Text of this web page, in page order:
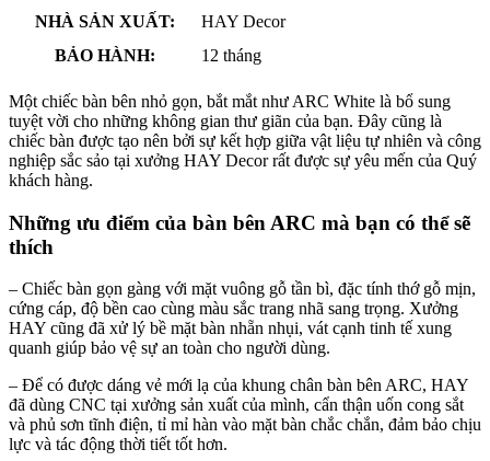
NHÀ SẢN XUẤT:
HAY Decor
BẢO HÀNH:
12 tháng
Một chiếc bàn bên nhỏ gọn, bắt mắt như ARC White là bổ sung
tuyệt vời cho những không gian thư giãn của bạn. Đây cũng là
chiếc bàn được tạo nên bởi sự kết hợp giữa vật liệu tự nhiên và công
nghiệp sắc sảo tại xưởng HAY Decor rất được sự yêu mến của Quý
khách hàng.
Những ưu điểm của bàn bên ARC mà bạn có thể sẽ
thích
– Chiếc bàn gọn gàng với mặt vuông gỗ tần bì, đặc tính thớ gỗ mịn,
cứng cáp, độ bền cao cùng màu sắc trang nhã sang trọng. Xưởng
HAY cũng đã xử lý bề mặt bàn nhẵn nhụi, vát cạnh tinh tế xung
quanh giúp bảo vệ sự an toàn cho người dùng.
– Để có được dáng vẻ mới lạ của khung chân bàn bên ARC, HAY
đã dùng CNC tại xưởng sản xuất của mình, cẩn thận uốn cong sắt
và phủ sơn tĩnh điện, tỉ mỉ hàn vào mặt bàn chắc chắn, đảm bảo chịu
lực và tác động thời tiết tốt hơn.